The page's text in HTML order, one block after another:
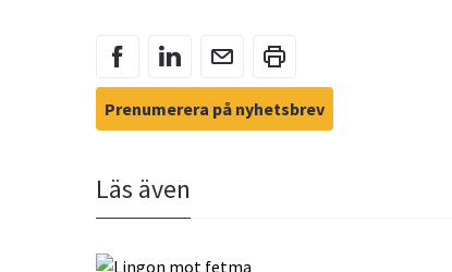
Prenumerera på nyhetsbrev
Läs även